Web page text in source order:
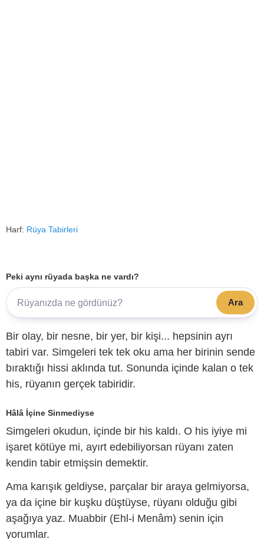
Harf: Rüya Tabirleri
Peki aynı rüyada başka ne vardı?
Ara
Bir olay, bir nesne, bir yer, bir kişi... hepsinin ayrı
tabiri var. Simgeleri tek tek oku ama her birinin sende
bıraktığı hissi aklında tut. Sonunda içinde kalan o tek
his, rüyanın gerçek tabiridir.
Hâlâ İçine Sinmediyse
Simgeleri okudun, içinde bir his kaldı. O his iyiye mi
işaret kötüye mi, ayırt edebiliyorsan rüyanı zaten
kendin tabir etmişsin demektir.
Ama karışık geldiyse, parçalar bir araya gelmiyorsa,
ya da içine bir kuşku düştüyse, rüyanı olduğu gibi
aşağıya yaz. Muabbir (Ehl-i Menâm) senin için
yorumlar.